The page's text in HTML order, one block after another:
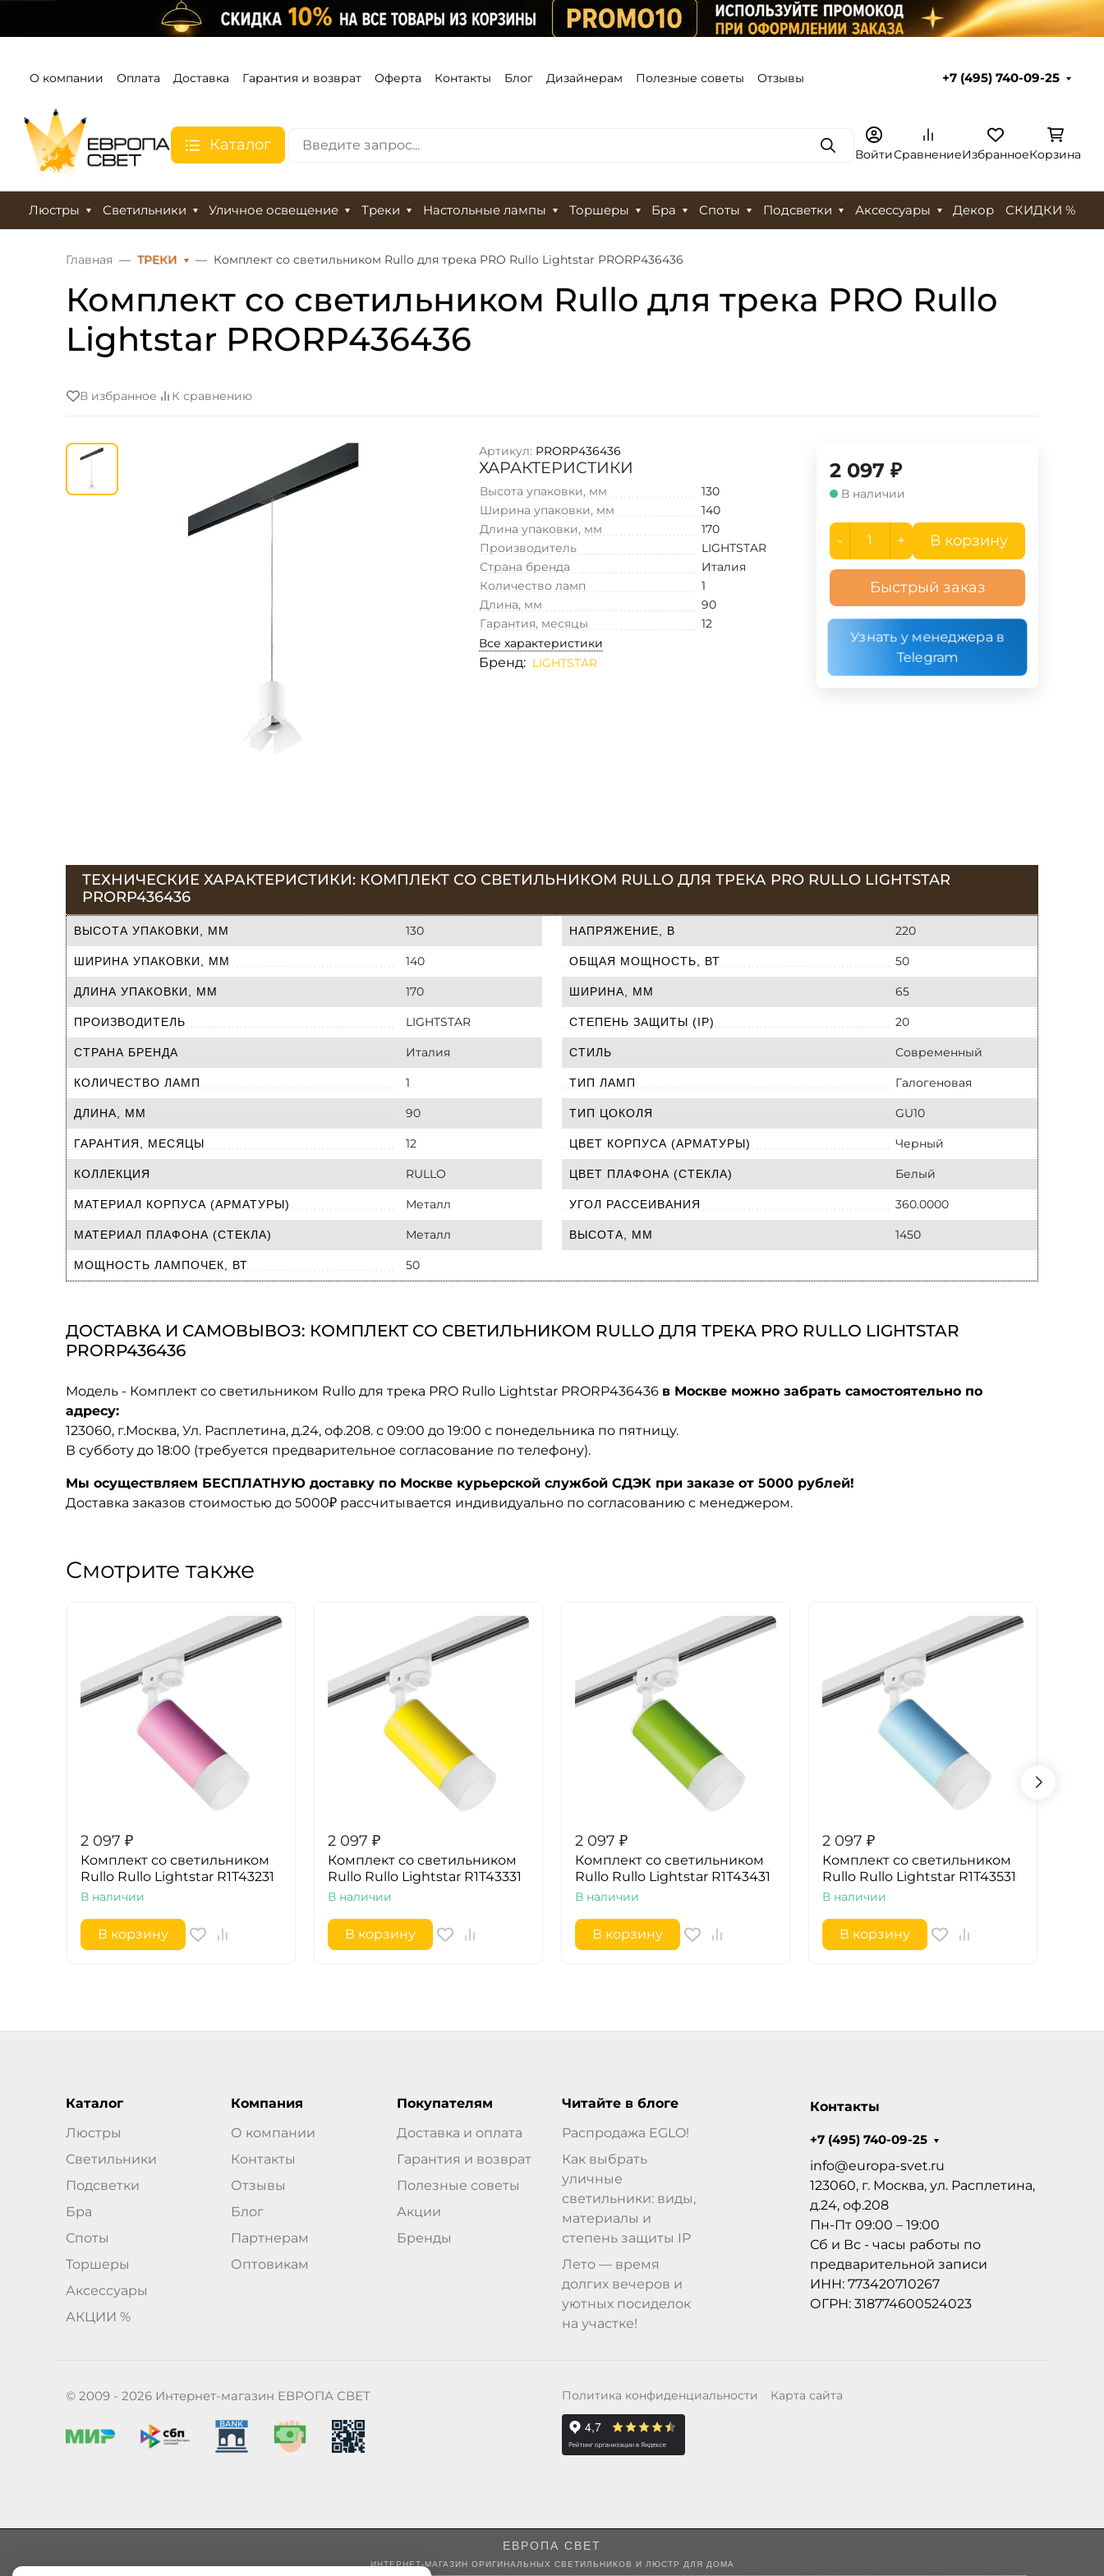
О компании Оплата Доставка Гарантия и возврат Оферта Контакты Блог Дизайнерам Полезные советы Отзывы +7 (495) 740-09-25
Каталог ПоискВойтиСравнениеИзбранноеКорзина
Люстры Светильники Уличное освещение Треки Настольные лампы Торшеры Бра Споты Подсветки Аксессуары Декор СКИДКИ %
Главная ТРЕКИ Комплект со светильником Rullo для трека PRO Rullo Lightstar PRORP436436
Комплект со светильником Rullo для трека PRO Rullo
Lightstar PRORP436436
В избранное К сравнению
Артикул: PRORP436436
ХАРАКТЕРИСТИКИ
Высота упаковки, мм
130
Ширина упаковки, мм
140
Длина упаковки, мм
170
Производитель
LIGHTSTAR
Страна бренда
Италия
Количество ламп
1
Длина, мм
90
Гарантия, месяцы
12
Все характеристики
Бренд: LIGHTSTAR
2 097 ₽
В наличии
- + В корзину
Быстрый заказ
Узнать у менеджера в
Telegram
ТЕХНИЧЕСКИЕ ХАРАКТЕРИСТИКИ: КОМПЛЕКТ СО СВЕТИЛЬНИКОМ RULLO ДЛЯ ТРЕКА PRO RULLO LIGHTSTAR
PRORP436436
ВЫСОТА УПАКОВКИ, ММ 130
ШИРИНА УПАКОВКИ, ММ 140
ДЛИНА УПАКОВКИ, ММ 170
ПРОИЗВОДИТЕЛЬ LIGHTSTAR
СТРАНА БРЕНДА Италия
КОЛИЧЕСТВО ЛАМП 1
ДЛИНА, ММ 90
ГАРАНТИЯ, МЕСЯЦЫ 12
КОЛЛЕКЦИЯ RULLO
МАТЕРИАЛ КОРПУСА (АРМАТУРЫ) Металл
МАТЕРИАЛ ПЛАФОНА (СТЕКЛА) Металл
МОЩНОСТЬ ЛАМПОЧЕК, ВТ 50
НАПРЯЖЕНИЕ, В 220
ОБЩАЯ МОЩНОСТЬ, ВТ 50
ШИРИНА, ММ 65
СТЕПЕНЬ ЗАЩИТЫ (IP) 20
СТИЛЬ Современный
ТИП ЛАМП Галогеновая
ТИП ЦОКОЛЯ GU10
ЦВЕТ КОРПУСА (АРМАТУРЫ) Черный
ЦВЕТ ПЛАФОНА (СТЕКЛА) Белый
УГОЛ РАССЕИВАНИЯ 360.0000
ВЫСОТА, ММ 1450
ДОСТАВКА И САМОВЫВОЗ: КОМПЛЕКТ СО СВЕТИЛЬНИКОМ RULLO ДЛЯ ТРЕКА PRO RULLO LIGHTSTAR
PRORP436436
Модель - Комплект со светильником Rullo для трека PRO Rullo Lightstar PRORP436436 в Москве можно забрать самостоятельно по
адресу:
123060, г.Москва, Ул. Расплетина, д.24, оф.208. с 09:00 до 19:00 с понедельника по пятницу.
В субботу до 18:00 (требуется предварительное согласование по телефону).
Мы осуществляем БЕСПЛАТНУЮ доставку по Москве курьерской службой СДЭК при заказе от 5000 рублей!
Доставка заказов стоимостью до 5000₽ рассчитывается индивидуально по согласованию с менеджером.
Смотрите также
2 097 ₽
Комплект со светильником
Rullo Rullo Lightstar R1T43231
В наличии
В корзину
2 097 ₽
Комплект со светильником
Rullo Rullo Lightstar R1T43331
В наличии
В корзину
2 097 ₽
Комплект со светильником
Rullo Rullo Lightstar R1T43431
В наличии
В корзину
2 097 ₽
Комплект со светильником
Rullo Rullo Lightstar R1T43531
В наличии
В корзину
Каталог
Люстры
Светильники
Подсветки
Бра
Споты
Торшеры
Аксессуары
АКЦИИ %
Компания
О компании
Контакты
Отзывы
Блог
Партнерам
Оптовикам
Покупателям
Доставка и оплата
Гарантия и возврат
Полезные советы
Акции
Бренды
Читайте в блоге
Распродажа EGLO!
Как выбрать
уличные
светильники: виды,
материалы и
степень защиты IP
Лето — время
долгих вечеров и
уютных посиделок
на участке!
Контакты
+7 (495) 740-09-25
info@europa-svet.ru
123060, г. Москва, ул. Расплетина,
д.24, оф.208
Пн-Пт 09:00 – 19:00
Сб и Вс - часы работы по
предварительной записи
ИНН: 773420710267
ОГРН: 318774600524023
© 2009 - 2026 Интернет-магазин ЕВРОПА СВЕТ Политика конфиденциальности Карта сайта
ЕВРОПА СВЕТ
ИНТЕРНЕТ-МАГАЗИН ОРИГИНАЛЬНЫХ СВЕТИЛЬНИКОВ И ЛЮСТР ДЛЯ ДОМА